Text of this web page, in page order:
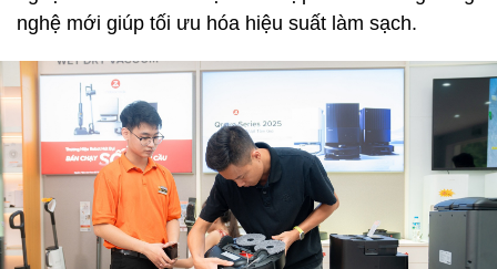
nghệ mới giúp tối ưu hóa hiệu suất làm sạch.